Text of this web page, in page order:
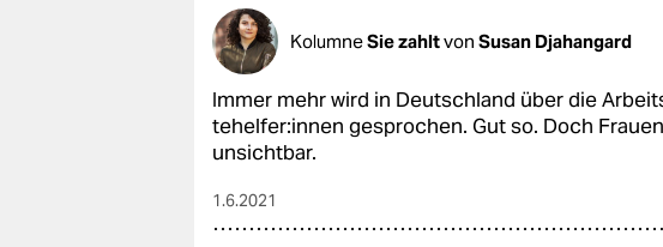
KolumneSie zahltvon Susan Djahangard
Immer mehr wird in Deutschland über die
te­hel­fe­r:in­nen gesprochen. Gut so. Doch
unsichtbar.
1.6.2021